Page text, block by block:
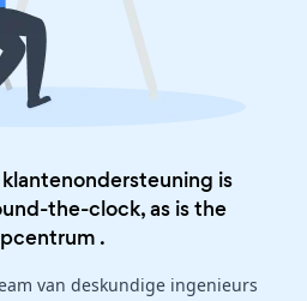
is
the-clock, as is the
.
van deskundige ingenieurs